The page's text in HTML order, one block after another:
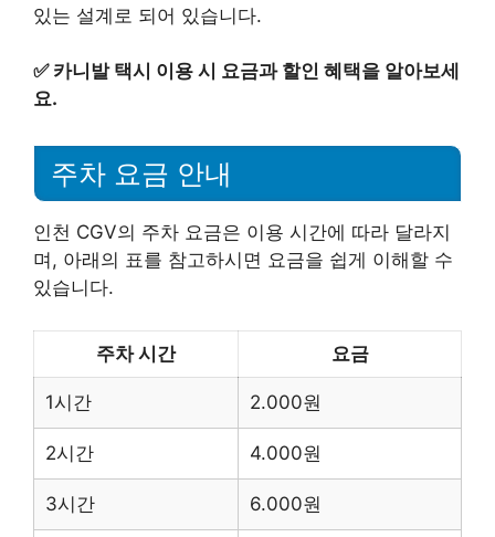
있는 설계로 되어 있습니다.
✅ 카니발 택시 이용 시 요금과 할인 혜택을 알아보세
요.
주차 요금 안내
인천 CGV의 주차 요금은 이용 시간에 따라 달라지
며, 아래의 표를 참고하시면 요금을 쉽게 이해할 수
있습니다.
주차 시간 요금
1시간 2.000원
2시간 4.000원
3시간 6.000원